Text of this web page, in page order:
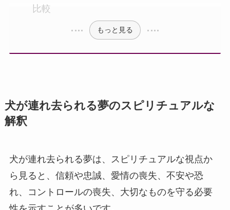
比較
もっと見る
犬が連れ去られる夢のスピリチュアルな
解釈
犬が連れ去られる夢は、スピリチュアルな視点か
ら見ると、信頼や忠誠、愛情の喪失、不安や恐
れ、コントロールの喪失、大切なものを守る必要